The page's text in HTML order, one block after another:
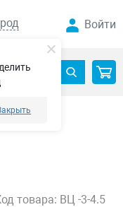
Войти
товара: ВЦ -3-4.5